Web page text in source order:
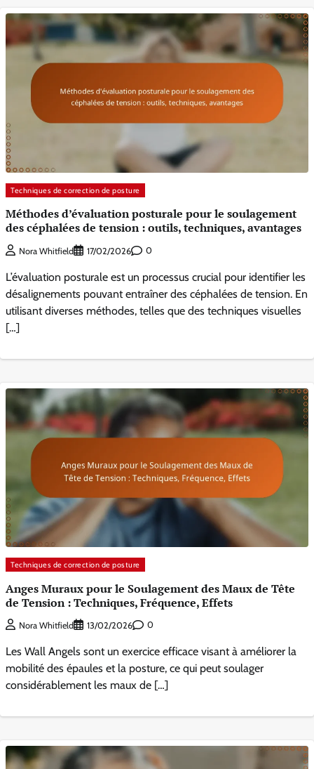
Techniques de correction de posture
Méthodes d’évaluation posturale pour le soulagement
des céphalées de tension : outils, techniques, avantages
Nora Whitfield 17/02/2026 0
L’évaluation posturale est un processus crucial pour identifier les
désalignements pouvant entraîner des céphalées de tension. En
utilisant diverses méthodes, telles que des techniques visuelles
[…]
Techniques de correction de posture
Anges Muraux pour le Soulagement des Maux de Tête
de Tension : Techniques, Fréquence, Effets
Nora Whitfield 13/02/2026 0
Les Wall Angels sont un exercice efficace visant à améliorer la
mobilité des épaules et la posture, ce qui peut soulager
considérablement les maux de […]